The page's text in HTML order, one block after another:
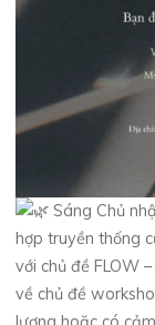
Sáng Chủ
hợp truyền thống
với chủ đề FLOW
về chủ đề